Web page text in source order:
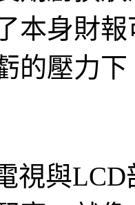
本身財
的壓力
視與